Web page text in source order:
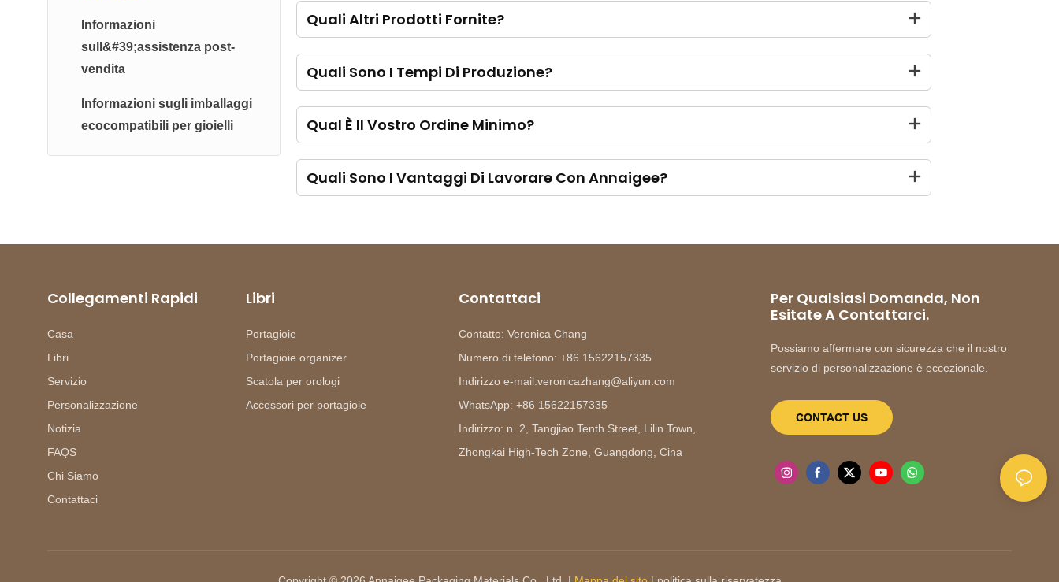
Informazioni
sull&#39;assistenza post-
vendita
Informazioni sugli imballaggi
ecocompatibili per gioielli
Quali Altri Prodotti Fornite?
Quali Sono I Tempi Di Produzione?
Qual È Il Vostro Ordine Minimo?
Quali Sono I Vantaggi Di Lavorare Con Annaigee?
Collegamenti Rapidi
Casa
Libri
Servizio
Personalizzazione
Notizia
FAQS
Chi Siamo
Contattaci
Libri
Portagioie
Portagioie organizer
Scatola per orologi
Accessori per portagioie
Contattaci
Contatto: Veronica Chang
Numero di telefono: +86 15622157335
Indirizzo e-mail:veronicazhang@aliyun.com
WhatsApp: +86 15622157335
Indirizzo: n. 2, Tangjiao Tenth Street, Lilin Town,
Zhongkai High-Tech Zone, Guangdong, Cina
Per Qualsiasi Domanda, Non
Esitate A Contattarci.
Possiamo affermare con sicurezza che il nostro
servizio di personalizzazione è eccezionale.
CONTACT US